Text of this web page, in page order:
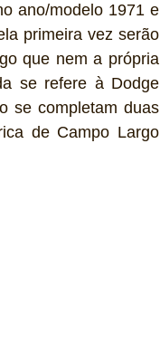
ano/modelo 1971 e
primeira vez serão
que nem a própria
se refere à Dodge
se completam duas
de Campo Largo